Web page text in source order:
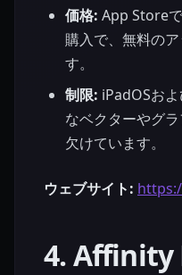
価格: App Store
購入で、無料の
す。
制限: iPadOSお
なベクターやグ
欠けています。
ウェブサイト:
4. Affinity